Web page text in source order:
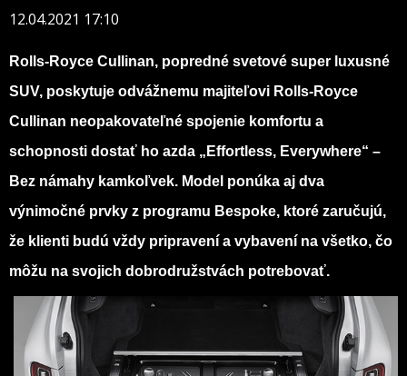
12.04.2021 17:10
Rolls-Royce Cullinan, popredné svetové super luxusné
SUV, poskytuje odvážnemu majiteľovi Rolls-Royce
Cullinan neopakovateľné spojenie komfortu a
schopnosti dostať ho azda „Effortless, Everywhere“ –
Bez námahy kamkoľvek. Model ponúka aj dva
výnimočné prvky z programu Bespoke, ktoré zaručujú,
že klienti budú vždy pripravení a vybavení na všetko, čo
môžu na svojich dobrodružstvách potrebovať.